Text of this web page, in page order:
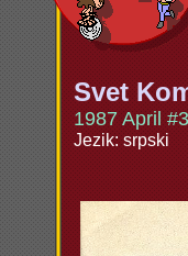
Svet
1987 April
Jezik: srpski